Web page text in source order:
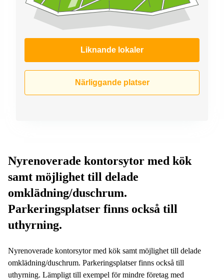
Liknande lokaler
Närliggande platser
Nyrenoverade kontorsytor med kök
samt möjlighet till delade
omklädning/duschrum.
Parkeringsplatser finns också till
uthyrning.
Nyrenoverade kontorsytor med kök samt möjlighet till delade
omklädning/duschrum. Parkeringsplatser finns också till
uthyrning. Lämpligt till exempel för mindre företag med